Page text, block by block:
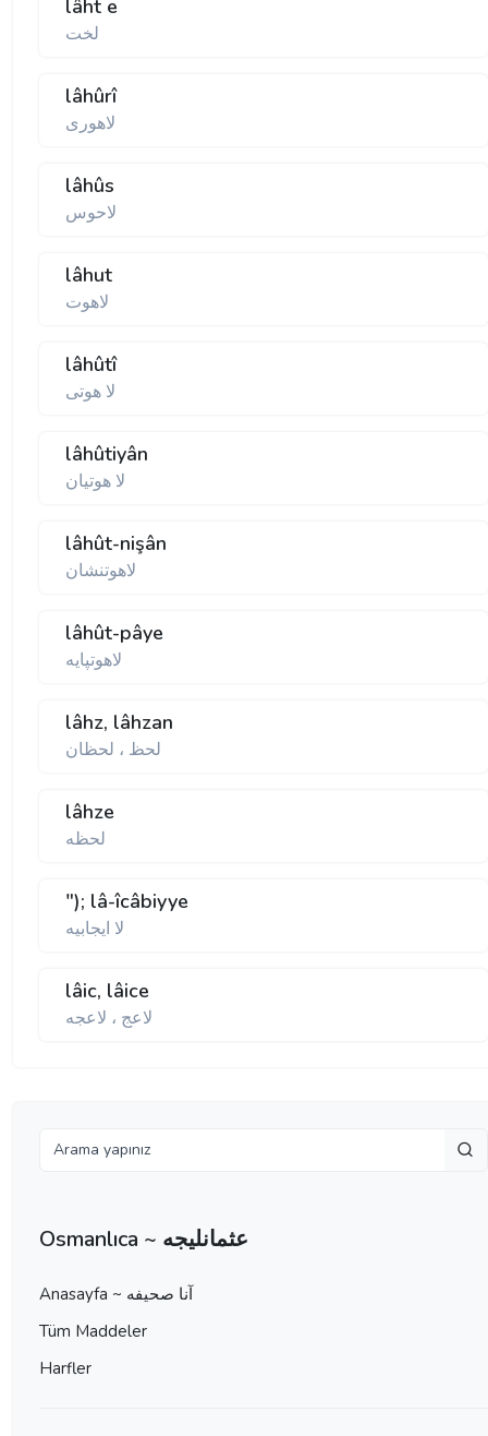
lâht e
لخت
lâhûrî
لاهوری
lâhûs
لاحوس
lâhut
لاهوت
lâhûtî
لا هوتی
lâhûtiyân
لا هوتيان
lâhût-nişân
لاهوتنشان
lâhût-pâye
لاهوتپايه
lâhz, lâhzan
لحظ ، لحظان
lâhze
لحظه
"); lâ-îcâbiyye
لا ايجابيه
lâic, lâice
لاعج ، لاعجه
Osmanlıca ~ عثمانليجه
Anasayfa ~ آنا صحيفه
Tüm Maddeler
Harfler